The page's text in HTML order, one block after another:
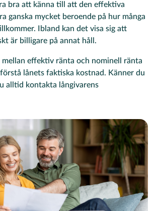
bra att känna till att den effektiva
ganska mycket beroende på hur många
Ibland kan det visa sig att
är billigare på annat håll.
mellan effektiv ränta och nominell ränta
lånets faktiska kostnad. Känner du
alltid kontakta långivarens